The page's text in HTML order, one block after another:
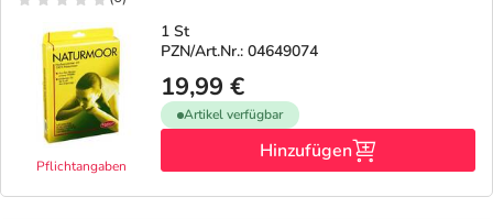
Pflichtangaben
1 St
PZN/Art.Nr.: 04649074
19,99 €
Artikel verfügbar
Hinzufügen